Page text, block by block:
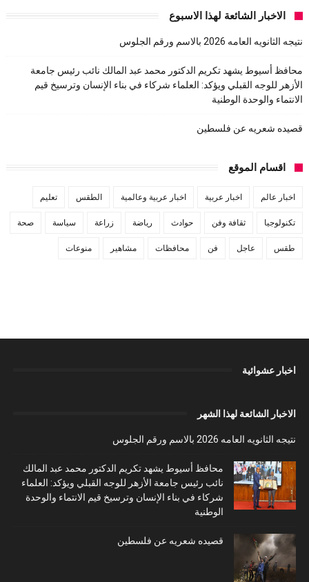
الاخبار الشائعة لهذا الاسبوع
نتيجه الثانويه العامه 2026 بالاسم ورقم الجلوس
محافظ أسيوط يشهد تكريم الدكتور محمد عبد المالك نائب رئيس جامعة
الأزهر للوجه القبلي ويؤكد: العلماء شركاء في بناء الإنسان وترسيخ قيم
الانتماء والوحدة الوطنية
قصيده شعريه عن فلسطين
اقسام الموقع
اخبار عالم اخبار عربية اخبار عربية وعالمية الطقس تعليم
تكنولوجيا ثقافة وفن حوادث رياضة زراعة سياسة صحة
طقس عاجل فن محافظات مشاهير منوعات
اخبار عشوائية
الاخبار الشائعة لهذا الشهر
نتيجه الثانويه العامه 2026 بالاسم ورقم الجلوس
محافظ أسيوط يشهد تكريم الدكتور محمد عبد المالك
نائب رئيس جامعة الأزهر للوجه القبلي ويؤكد: العلماء
شركاء في بناء الإنسان وترسيخ قيم الانتماء والوحدة
الوطنية
قصيده شعريه عن فلسطين